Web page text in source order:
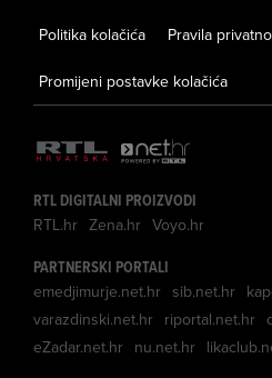
Politika kolačića Pravila
Promijeni postavke kolačića
RTL DIGITALNI PROIZVODI
RTL.hr Zena.hr Voyo.hr
PARTNERSKI PORTALI
emedjimurje.net.hr sib.net.hr
varazdinski.net.hr riportal.net.hr
eZadar.net.hr nu.net.hr